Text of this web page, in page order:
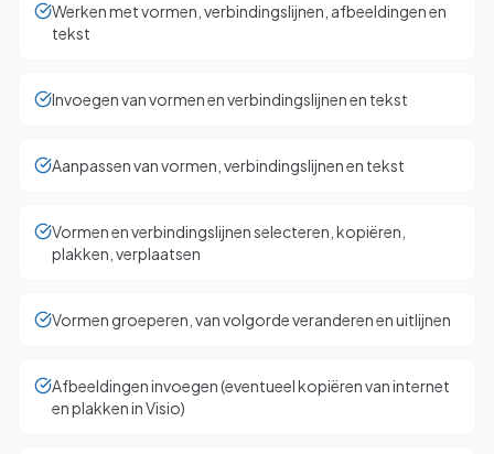
Werken met vormen, verbindingslijnen, afbeeldingen en
tekst
Invoegen van vormen en verbindingslijnen en tekst
Aanpassen van vormen, verbindingslijnen en tekst
Vormen en verbindingslijnen selecteren, kopiëren,
plakken, verplaatsen
Vormen groeperen, van volgorde veranderen en uitlijnen
Afbeeldingen invoegen (eventueel kopiëren van internet
en plakken in Visio)